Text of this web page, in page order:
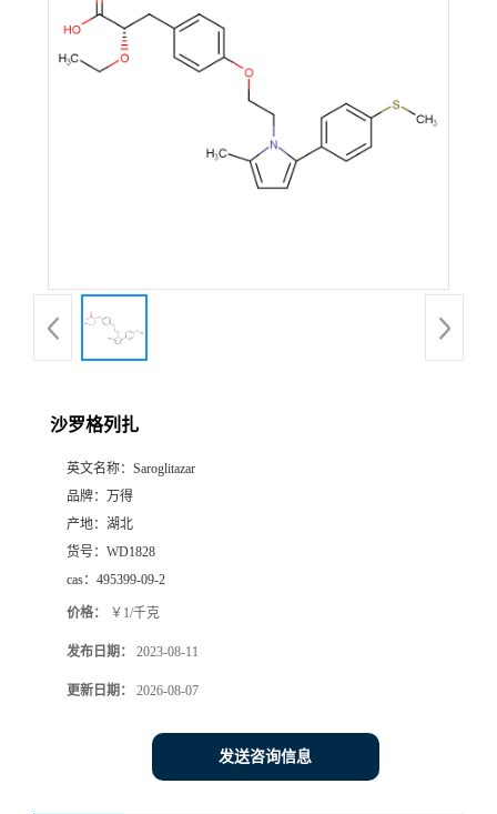
沙罗格列扎
英文名称： Saroglitazar
品牌： 万得
产地： 湖北
货号： WD1828
cas： 495399-09-2
价格： ￥1/千克
发布日期： 2023-08-11
更新日期： 2026-08-07
发送咨询信息